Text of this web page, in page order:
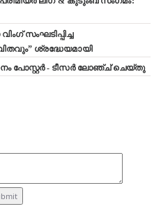
സംഘടിപ്പിച്ച
ശ്രദ്ധേയമായി
പോസ്റ്റർ - ടീസർ ലോഞ്ച് ചെയ്തു